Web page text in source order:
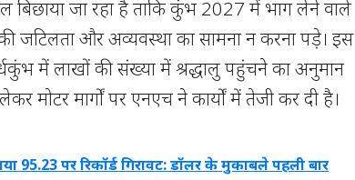
बिछाया जा रहा है ताकि कुंभ 2027 में भाग लेने वाले
जटिलता और अव्यवस्था का सामना न करना पड़े। इस
में लाखों की संख्या में श्रद्धालु पहुंचने का अनुमान
मोटर मार्गों पर एनएच ने कार्यों में तेजी कर दी है।
95.23 पर रिकॉर्ड गिरावट: डॉलर के मुकाबले पहली बार